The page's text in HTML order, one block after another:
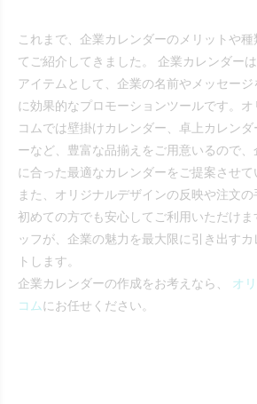
これまで、企業カレンダーのメリットや
てご紹介してきました。 企業カレンダー
アイテムとして、企業の名前やメッセー
に効果的なプロモーションツールです。
コムでは壁掛けカレンダー、卓上カレン
ーなど、豊富な品揃えをご用意いるので
に合った最適なカレンダーをご提案させて
また、オリジナルデザインの反映や注文の
初めての方でも安心してご利用いただけ
ッフが、企業の魅力を最大限に引き出す
トします。
企業カレンダーの作成をお考えなら、 オ
コムにお任せください。